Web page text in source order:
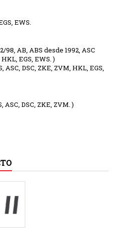
EWS.
98, AB, ABS desde 1992, ASC
EGS, EWS. )
ASC, DSC, ZKE, ZVM, HKL, EGS,
ASC, DSC, ZKE, ZVM. )